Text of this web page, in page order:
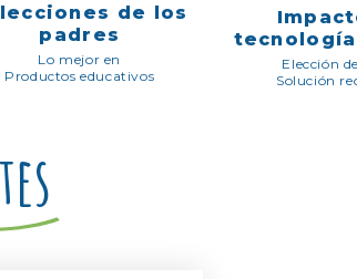
de los
padres
Lo mejor en
Productos educativos
Elección
Solución